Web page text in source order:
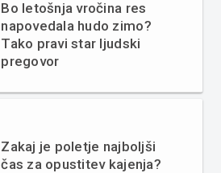
Bo letošnja vročina res
napovedala hudo zimo?
Tako pravi star ljudski
pregovor
Zakaj je poletje najboljši
čas za opustitev kajenja?